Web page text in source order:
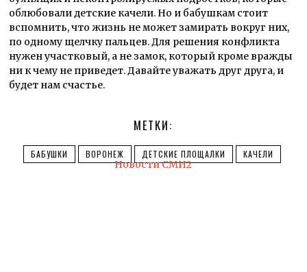
облюбовали детские качели. Но и бабушкам стоит
вспомнить, что жизнь не может замирать вокруг них,
по одному щелчку пальцев. Для решения конфликта
нужен участковый, а не замок, который кроме вражды
ни к чему не приведет. Давайте уважать друг друга, и
будет нам счастье.
МЕТКИ:
БАБУШКИ ВОРОНЕЖ ДЕТСКИЕ ПЛОЩАЛКИ КАЧЕЛИ
Новости СМИ2